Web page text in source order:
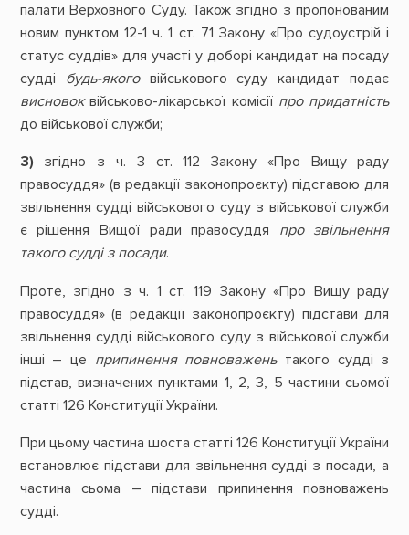
палати Верховного Суду. Також згідно з пропонованим
новим пунктом 12-1 ч. 1 ст. 71 Закону «Про судоустрій і
статус суддів» для участі у доборі кандидат на посаду
судді будь-якоговійськового суду кандидат подає
висновоквійськово-лікарської комісії про придатність
до військової служби;
3) згідно з ч. 3 ст. 112 Закону «Про Вищу раду
правосуддя» (в редакції законопроєкту) підставою для
звільнення судді військового суду з військової служби
є рішення Вищої ради правосуддя про звільнення
такого судді з посади.
Проте, згідно з ч. 1 ст. 119 Закону «Про Вищу раду
правосуддя» (в редакції законопроєкту) підстави для
звільнення судді військового суду з військової служби
інші – це припинення повноваженьтакого судді з
підстав, визначених пунктами 1, 2, 3, 5 частини сьомої
статті 126 Конституції України.
При цьому частина шоста статті 126 Конституції України
встановлює підстави для звільнення судді з посади, а
частина сьома – підстави припинення повноважень
судді.